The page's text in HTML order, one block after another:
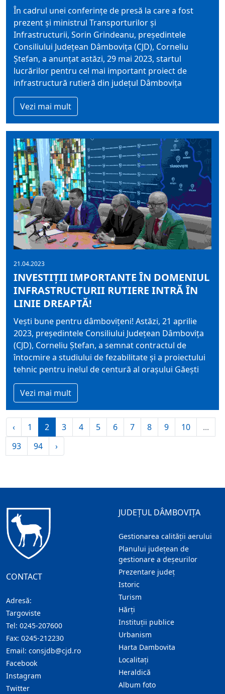
În cadrul unei conferințe de presă la care a fost
prezent și ministrul Transporturilor și
Infrastructurii, Sorin Grindeanu, președintele
Consiliului Județean Dâmbovița (CJD), Corneliu
Ștefan, a anunțat astăzi, 29 mai 2023, startul
lucrărilor pentru cel mai important proiect de
infrastructură rutieră din județul Dâmbovița
Vezi mai mult
21.04.2023
INVESTIȚII IMPORTANTE ÎN DOMENIUL
INFRASTRUCTURII RUTIERE INTRĂ ÎN
LINIE DREAPTĂ!
Vești bune pentru dâmbovițeni! Astăzi, 21 aprilie
2023, președintele Consiliului Județean Dâmbovița
(CJD), Corneliu Ștefan, a semnat contractul de
întocmire a studiului de fezabilitate și a proiectului
tehnic pentru inelul de centură al orașului Găești
Vezi mai mult
‹ 1 2 3 4 5 6 7 8 9 10
...
93
94 ›
CONTACT
Adresă:
Targoviste
Tel: 0245-207600
Fax: 0245-212230
Email: consjdb@cjd.ro
Facebook
Instagram
Twitter
JUDEȚUL DÂMBOVIȚA
Gestionarea calității aerului
Planului județean de
gestionare a deșeurilor
Prezentare judeţ
Istoric
Turism
Hărţi
Instituţii publice
Urbanism
Harta Dambovita
Localitaţi
Heraldică
Album foto